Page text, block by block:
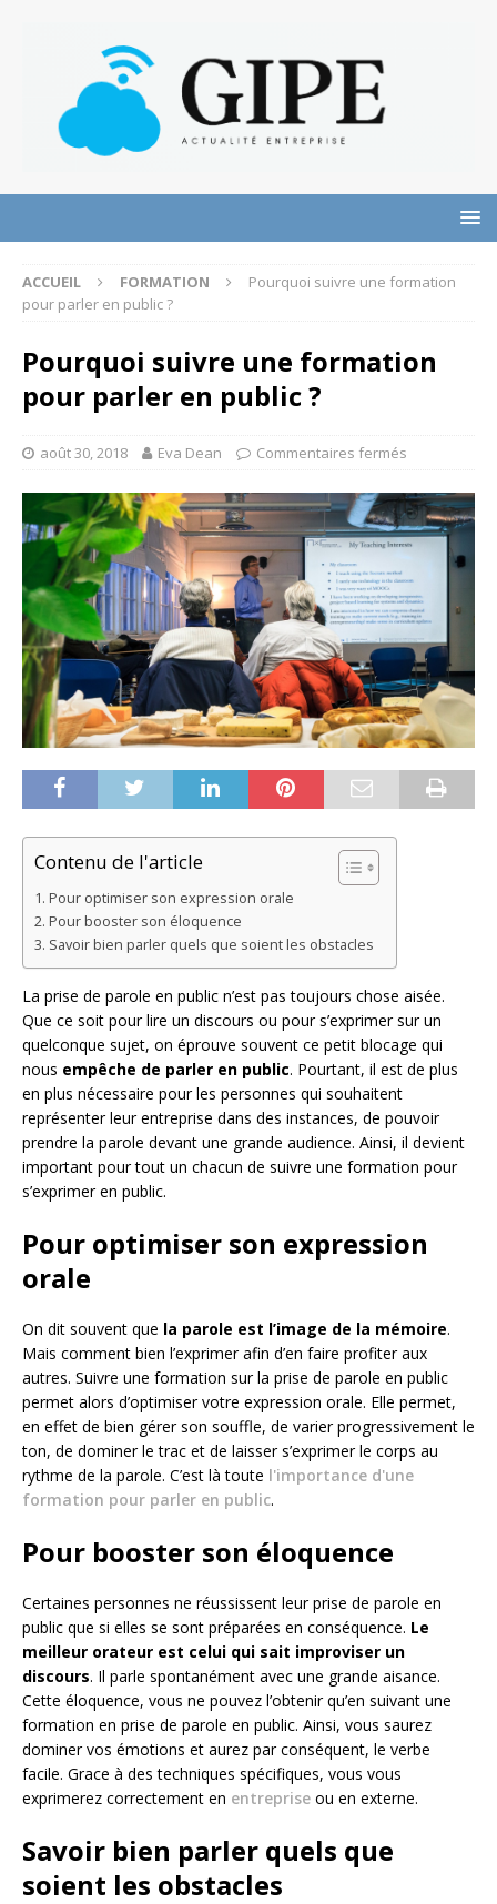
ACCUEIL FORMATION
Pourquoi suivre une formation
pour parler en public ?
Pourquoi suivre une formation
pour parler en public ?
août 30, 2018 Eva Dean Commentaires fermés
Contenu de l'article
Pour optimiser son expression orale
Pour booster son éloquence
Savoir bien parler quels que soient les obstacles
La prise de parole en public n’est pas toujours chose aisée.
Que ce soit pour lire un discours ou pour s’exprimer sur un
quelconque sujet, on éprouve souvent ce petit blocage qui
nous empêche de parler en public. Pourtant, il est de plus
en plus nécessaire pour les personnes qui souhaitent
représenter leur entreprise dans des instances, de pouvoir
prendre la parole devant une grande audience. Ainsi, il devient
important pour tout un chacun de suivre une formation pour
s’exprimer en public.
Pour optimiser son expression
orale
On dit souvent que la parole est l’image de la mémoire.
Mais comment bien l’exprimer afin d’en faire profiter aux
autres. Suivre une formation sur la prise de parole en public
permet alors d’optimiser votre expression orale. Elle permet,
en effet de bien gérer son souffle, de varier progressivement le
ton, de dominer le trac et de laisser s’exprimer le corps au
rythme de la parole. C’est là toute l'importance d'une
formation pour parler en public.
Pour booster son éloquence
Certaines personnes ne réussissent leur prise de parole en
public que si elles se sont préparées en conséquence. Le
meilleur orateur est celui qui sait improviser un
discours. Il parle spontanément avec une grande aisance.
Cette éloquence, vous ne pouvez l’obtenir qu’en suivant une
formation en prise de parole en public. Ainsi, vous saurez
dominer vos émotions et aurez par conséquent, le verbe
facile. Grace à des techniques spécifiques, vous vous
exprimerez correctement en entreprise ou en externe.
Savoir bien parler quels que
soient les obstacles